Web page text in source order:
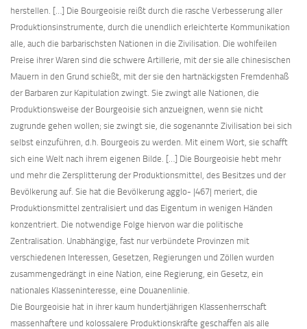
herstellen. […] Die Bourgeoisie reißt durch die rasche Verbesserung aller
Produktionsinstrumente, durch die unendlich erleichterte Kommunikation
alle, auch die barbarischsten Nationen in die Zivilisation. Die wohlfeilen
Preise ihrer Waren sind die schwere Artillerie, mit der sie alle chinesischen
Mauern in den Grund schießt, mit der sie den hartnäckigsten Fremdenhaß
der Barbaren zur Kapitulation zwingt. Sie zwingt alle Nationen, die
Produktionsweise der Bourgeoisie sich anzueignen, wenn sie nicht
zugrunde gehen wollen; sie zwingt sie, die sogenannte Zivilisation bei sich
selbst einzuführen, d.h. Bourgeois zu werden. Mit einem Wort, sie schafft
sich eine Welt nach ihrem eigenen Bilde. […] Die Bourgeoisie hebt mehr
und mehr die Zersplitterung der Produktionsmittel, des Besitzes und der
Bevölkerung auf. Sie hat die Bevölkerung agglo- |467| meriert, die
Produktionsmittel zentralisiert und das Eigentum in wenigen Händen
konzentriert. Die notwendige Folge hiervon war die politische
Zentralisation. Unabhängige, fast nur verbündete Provinzen mit
verschiedenen Interessen, Gesetzen, Regierungen und Zöllen wurden
zusammengedrängt in eine Nation, eine Regierung, ein Gesetz, ein
nationales Klasseninteresse, eine Douanenlinie.
Die Bourgeoisie hat in ihrer kaum hundertjährigen Klassenherrschaft
massenhaftere und kolossalere Produktionskräfte geschaffen als alle